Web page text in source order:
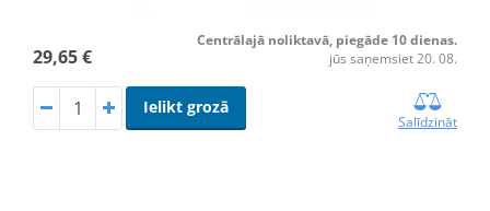
29,65 €
Centrālajā noliktavā, piegāde 10 dienas.
jūs saņemsiet 20. 08.
Ielikt grozā
Salīdzināt